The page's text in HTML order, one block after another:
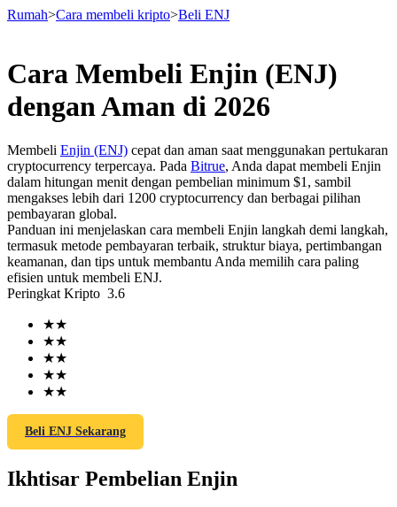
Berjangka
USDT Berjangka
Kontrak berjangka menggunakan USDT sebagai jaminannya
COIN-M Berjangka
Rumah>Cara membeli kripto>Beli ENJ
Cara Membeli Enjin (ENJ)
dengan Aman di 2026
Membeli Enjin (ENJ) cepat dan aman saat menggunakan pertukaran
cryptocurrency terpercaya. Pada Bitrue, Anda dapat membeli Enjin
dalam hitungan menit dengan pembelian minimum $1, sambil
mengakses lebih dari 1200 cryptocurrency dan berbagai pilihan
pembayaran global.
Panduan ini menjelaskan cara membeli Enjin langkah demi langkah,
termasuk metode pembayaran terbaik, struktur biaya, pertimbangan
keamanan, dan tips untuk membantu Anda memilih cara paling
efisien untuk membeli ENJ.
Peringkat Kripto 3.6
★★
★★
★★
★★
★★
Beli ENJ Sekarang
Ikhtisar Pembelian Enjin